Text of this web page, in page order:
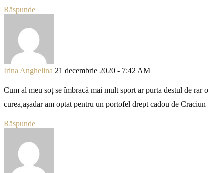
Răspunde
Irina Anghelina 21 decembrie 2020 - 7:42 AM
Cum al meu soț se îmbracă mai mult sport ar purta destul de rar o
curea,așadar am optat pentru un portofel drept cadou de Craciun
Răspunde